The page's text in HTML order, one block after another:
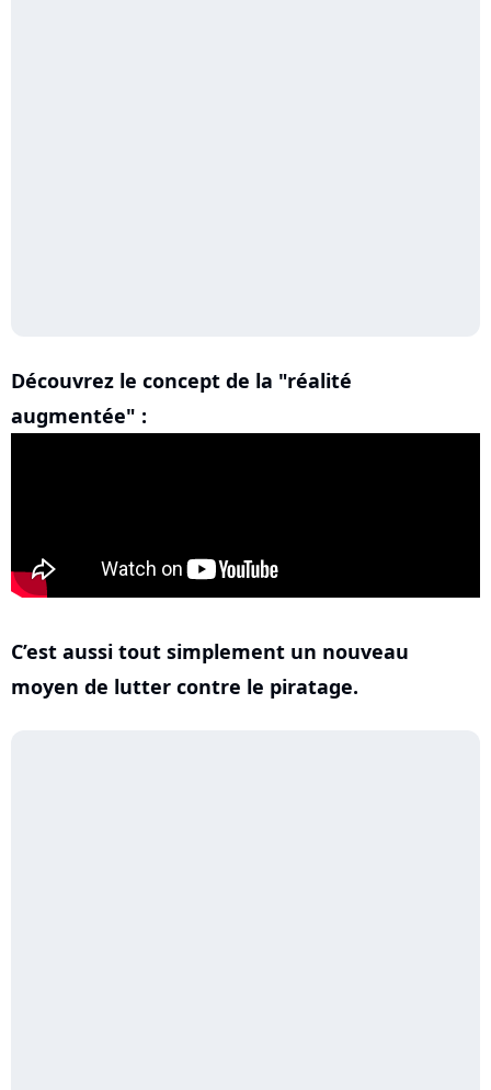
Découvrez le concept de la "réalité
augmentée" :
C’est aussi tout simplement un nouveau
moyen de lutter contre le piratage.